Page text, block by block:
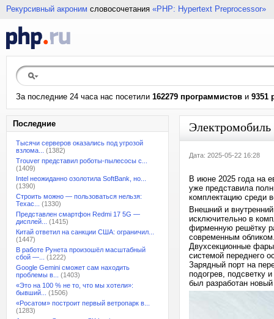
Рекурсивный акроним словосочетания «PHP: Hypertext Preprocessor»
За последние 24 часа нас посетили 162279 программистов и 9351
Последние
Тысячи серверов оказались под угрозой
взлома...
(1382)
Trouver представил роботы-пылесосы с...
(1409)
Intel неожиданно озолотила SoftBank, но...
(1390)
Строить можно — пользоваться нельзя:
Техас...
(1330)
Представлен смартфон Redmi 17 5G —
дисплей...
(1415)
Китай ответил на санкции США: ограничил...
(1447)
В работе Рунета произошёл масштабный
сбой —...
(1222)
Google Gemini сможет сам находить
проблемы в...
(1403)
«Это на 100 % не то, что мы хотели»:
бывший...
(1506)
«Росатом» построит первый ветропарк в...
(1283)
Дата: 2025-05-22 16:28
В июне 2025 года на
уже представила
комплектацию среди
Внешний и
исключительно в
фирменную решётку
современным
Двухсекционные
системой переднего
Зарядный порт на
подогрев, подсветку
был разработан